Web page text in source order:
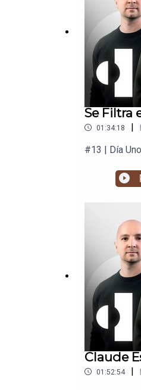
Se Filtra
01:34:18 |
#13 | Día
Claude
01:52:54 |